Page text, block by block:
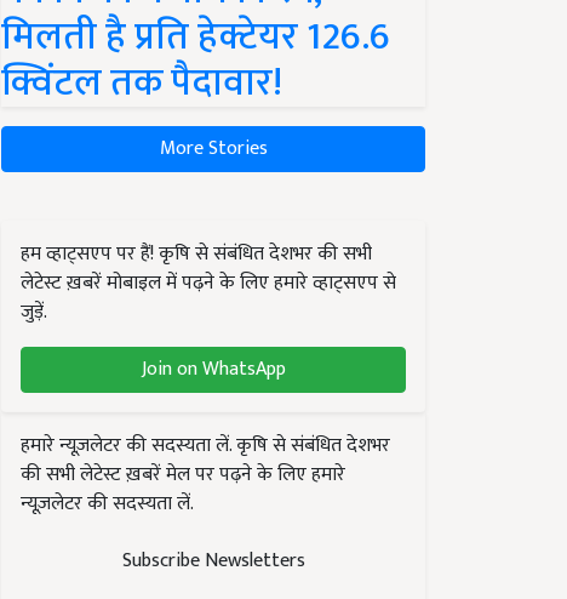
मिलती है प्रति हेक्टेयर 126.6
क्विंटल तक पैदावार!
More Stories
हम व्हाट्सएप पर हैं! कृषि से संबंधित देशभर की सभी
लेटेस्ट ख़बरें मोबाइल में पढ़ने के लिए हमारे व्हाट्सएप से
जुड़ें.
Join on WhatsApp
हमारे न्यूज़लेटर की सदस्यता लें. कृषि से संबंधित देशभर
की सभी लेटेस्ट ख़बरें मेल पर पढ़ने के लिए हमारे
न्यूज़लेटर की सदस्यता लें.
Subscribe Newsletters